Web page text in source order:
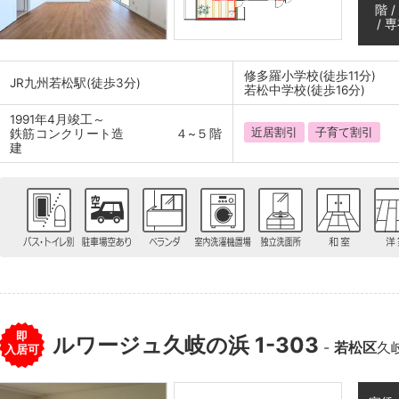
階 /
/ 専
JR九州若松駅(徒歩3分)
修多羅小学校(徒歩11分)
若松中学校(徒歩16分)
1991年4月竣工～
鉄筋コンクリート造 ４~５階
建
近居割引 子育て割引
即
入居可
ルワージュ久岐の浜 1-303 - 若松区久